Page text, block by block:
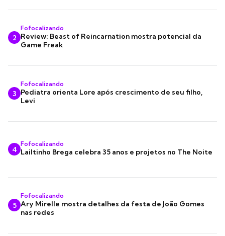
2
Fofocalizando
Review: Beast of Reincarnation mostra potencial da
Game Freak
3
Fofocalizando
Pediatra orienta Lore após crescimento de seu filho,
Levi
4
Fofocalizando
Lailtinho Brega celebra 35 anos e projetos no The Noite
5
Fofocalizando
Ary Mirelle mostra detalhes da festa de João Gomes
nas redes